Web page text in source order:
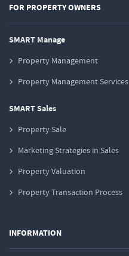
FOR PROPERTY OWNERS
SMART Manage
Property Management
Property Management Services
SMART Sales
Property Sale
Marketing Strategies in Sales
Property Valuation
Property Transaction Process
INFORMATION